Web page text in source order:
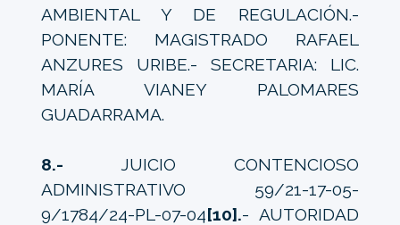
AMBIENTAL Y DE REGULACIÓN.-
PONENTE: MAGISTRADO RAFAEL
ANZURES URIBE.- SECRETARIA: LIC.
MARÍA VIANEY PALOMARES
GUADARRAMA.
8.- JUICIO CONTENCIOSO
ADMINISTRATIVO 59/21-17-05-
9/1784/24-PL-07-04[10].- AUTORIDAD